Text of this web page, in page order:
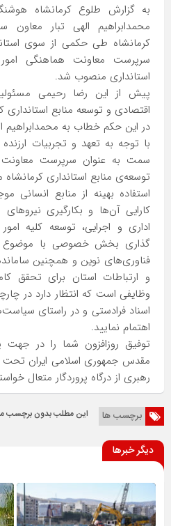
به گزارش طلوع کرمانشاه هوشنگ
محمدابراهیم الهی تبار معاون
کرمانشاه طی حکمی از سوی
سرپرست معاونت هماهنگی
استانداری منصوب شد.
پیش از این رضا رحیمی
اقتصادی و توسعه منابع استانداری
در این حکم خطاب به محمدابراهیم
با توجه به تعهد و تجربیات
سمت به عنوان سرپرست معاونت
توسعه‌ی منابع استانداری
استفاده بهینه از منابع انسانی
کارایی آن‌ها و بکارگیری
اداری و اجرایی، توسعه کلیه
گذاری بخش خصوصی با موضوع
فناوری‌های نوین و همچنین
و ارتباطات استان برای تحقق
وظایفی است که انتظار دارد در
اسناد فرادستی و در راستای
اهتمام نمایید.
توفیق روزافزون شما را در جهت
مقدس جمهوری اسلامی ایران تحت
رهبری از درگاه پروردگار متعال
برچسب ها این مطلب بدون برچسب
دیگر خبرها